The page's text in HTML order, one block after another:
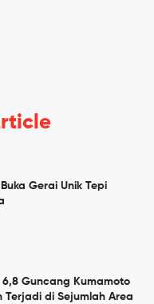
Gerai Unik Tepi
Guncang Kumamoto
Terjadi di Sejumlah Area